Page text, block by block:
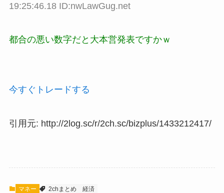
19:25:46.18 ID:nwLawGug.net
都合の悪い数字だと大本営発表ですかｗ
今すぐトレードする
引用元: http://2log.sc/r/2ch.sc/bizplus/1433212417/
マネー 2chまとめ 経済